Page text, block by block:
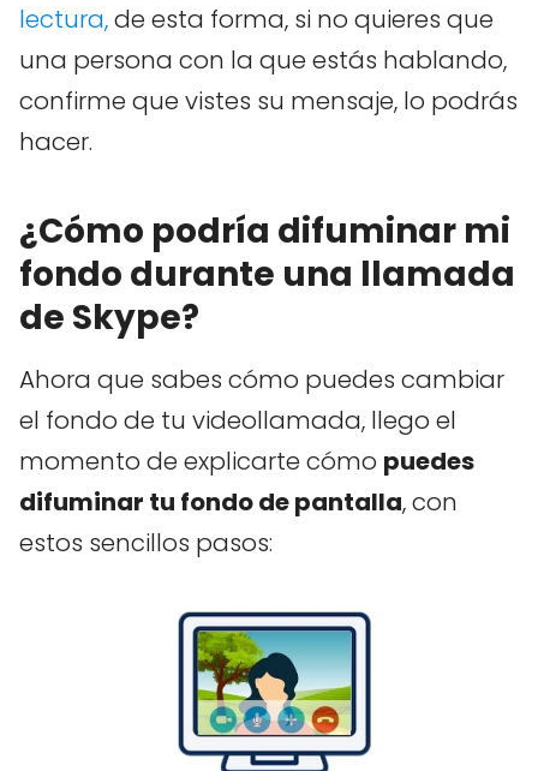
lectura,de esta forma, si no quieres que
una persona con la que estás hablando,
confirme que vistes su mensaje, lo podrás
hacer.
¿Cómo podría difuminar mi
fondo durante una llamada
de Skype?
Ahora que sabes cómo puedes cambiar
el fondo de tu videollamada, llego el
momento de explicarte cómo puedes
difuminar tu fondo de pantalla, con
estos sencillos pasos: